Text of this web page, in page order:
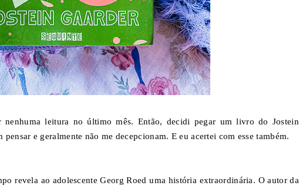
nenhuma leitura no último mês. Então, decidi pegar um livro do Jostein
e geralmente não me decepcionam. E eu acertei com esse também.
revela ao adolescente Georg Roed uma história extraordinária. O autor da